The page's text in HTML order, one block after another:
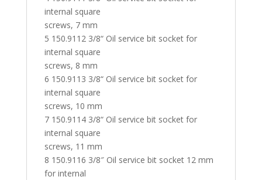
internal square
screws, 7 mm
5 150.9112 3/8“ Oil service bit socket for
internal square
screws, 8 mm
6 150.9113 3/8“ Oil service bit socket for
internal square
screws, 10 mm
7 150.9114 3/8“ Oil service bit socket for
internal square
screws, 11 mm
8 150.9116 3/8″ Oil service bit socket 12 mm
for internal